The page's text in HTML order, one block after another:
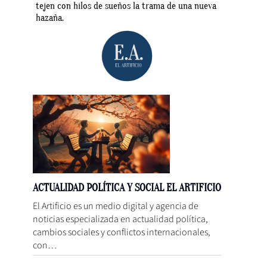
tejen con hilos de sueños la trama de una nueva
hazaña.
ACTUALIDAD POLÍTICA Y SOCIAL EL ARTIFICIO
El Artificio es un medio digital y agencia de
noticias especializada en actualidad política,
cambios sociales y conflictos internacionales,
con…